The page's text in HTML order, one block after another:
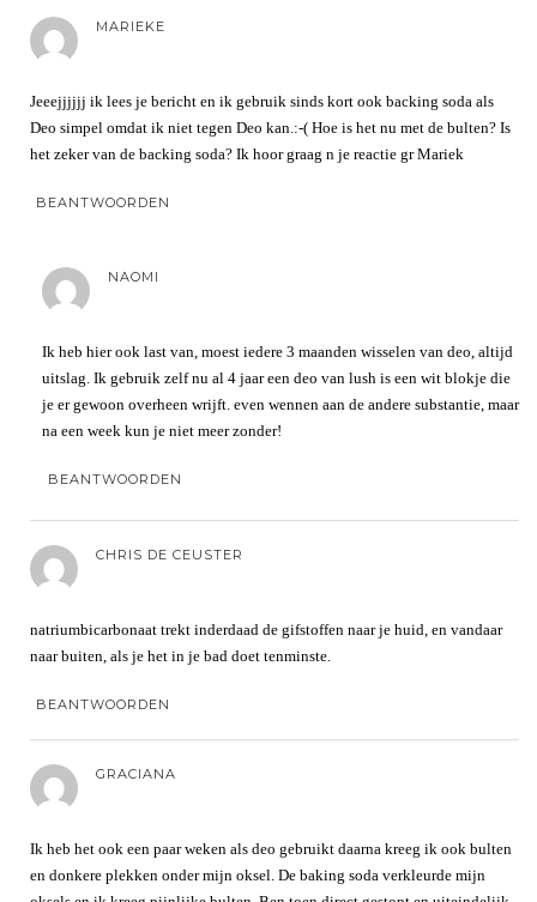
MARIEKE
Jeeejjjjjj ik lees je bericht en ik gebruik sinds kort ook backing soda als
Deo simpel omdat ik niet tegen Deo kan.:-( Hoe is het nu met de bulten? Is
het zeker van de backing soda? Ik hoor graag n je reactie gr Mariek
BEANTWOORDEN
NAOMI
Ik heb hier ook last van, moest iedere 3 maanden wisselen van deo, altijd
uitslag. Ik gebruik zelf nu al 4 jaar een deo van lush is een wit blokje die
je er gewoon overheen wrijft. even wennen aan de andere substantie, maar
na een week kun je niet meer zonder!
BEANTWOORDEN
CHRIS DE CEUSTER
natriumbicarbonaat trekt inderdaad de gifstoffen naar je huid, en vandaar
naar buiten, als je het in je bad doet tenminste.
BEANTWOORDEN
GRACIANA
Ik heb het ook een paar weken als deo gebruikt daarna kreeg ik ook bulten
en donkere plekken onder mijn oksel. De baking soda verkleurde mijn